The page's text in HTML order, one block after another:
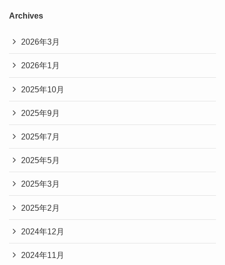
Archives
2026年3月
2026年1月
2025年10月
2025年9月
2025年7月
2025年5月
2025年3月
2025年2月
2024年12月
2024年11月